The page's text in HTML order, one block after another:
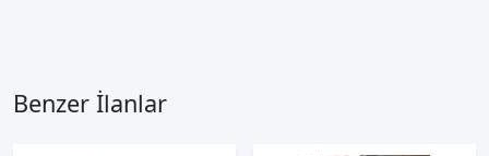
Benzer İlanlar